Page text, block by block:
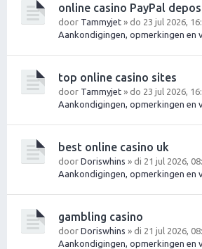
online casino PayPal
door Tammyjet » do 23 jul 2026,
Aankondigingen, opmerkingen en
top online casino sites
door Tammyjet » do 23 jul 2026,
Aankondigingen, opmerkingen en
best online casino uk
door Doriswhins » di 21 jul 2026,
Aankondigingen, opmerkingen en
gambling casino
door Doriswhins » di 21 jul 2026,
Aankondigingen, opmerkingen en